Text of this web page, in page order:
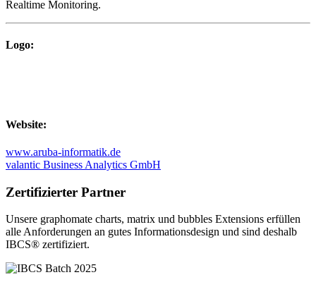
Realtime Monitoring.
Logo:
Website:
www.aruba-informatik.de
valantic Business Analytics GmbH
Zertifizierter Partner
Unsere graphomate charts, matrix und bubbles Extensions erfüllen
alle Anforderungen an gutes Informa­tionsdesign und sind deshalb
IBCS® zertifiziert.